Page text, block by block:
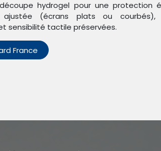
Trier par : Étiquettes
hydrogel pour une protection
ajustée (écrans plats ou courbés),
sensibilité tactile préservées.
France